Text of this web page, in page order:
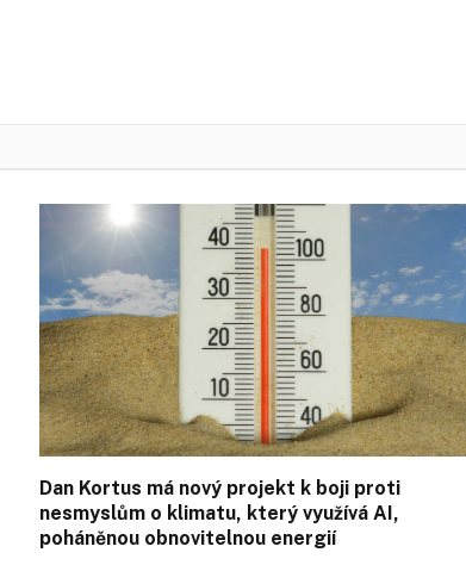
Dan Kortus má nový projekt k boji proti
nesmyslům o klimatu, který využívá AI,
poháněnou obnovitelnou energií